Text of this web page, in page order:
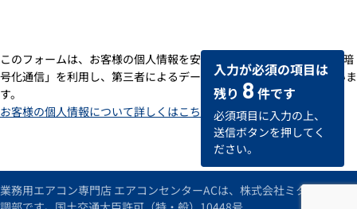
このフォームは、お客様の個人情報を安全に送受信するための「SSL暗
号化通信」を利用し、第三者によるデータの改ざんや盗用を防いでいま
す。
お客様の個人情報について詳しくはこちら
入力が必須の項目は
残り 8 件です
必須項目に入力の上、
送信ボタンを押してく
ださい。
業務用エアコン専門店 エアコンセンターACは、株式会社ミタデンの空